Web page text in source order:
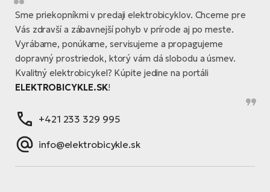
Sme priekopníkmi v predaji elektrobicyklov. Chceme pre
Vás zdravší a zábavnejší pohyb v prírode aj po meste.
Vyrábame, ponúkame, servisujeme a propagujeme
dopravný prostriedok, ktorý vám dá slobodu a úsmev.
Kvalitný elektrobicykel? Kúpite jedine na portáli
ELEKTROBICYKLE.SK!
+421 233 329 995
info@elektrobicykle.sk